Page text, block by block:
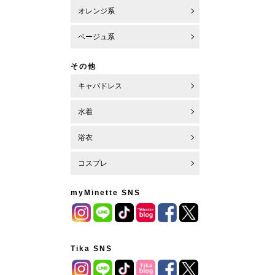
オレンジ系
ベージュ系
その他
キャバドレス
水着
浴衣
コスプレ
myMinette SNS
Tika SNS